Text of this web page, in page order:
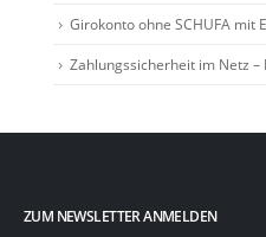
Girokonto ohne SCHUFA mit
Zahlungssicherheit im Netz –
ZUM NEWSLETTER ANMELDEN